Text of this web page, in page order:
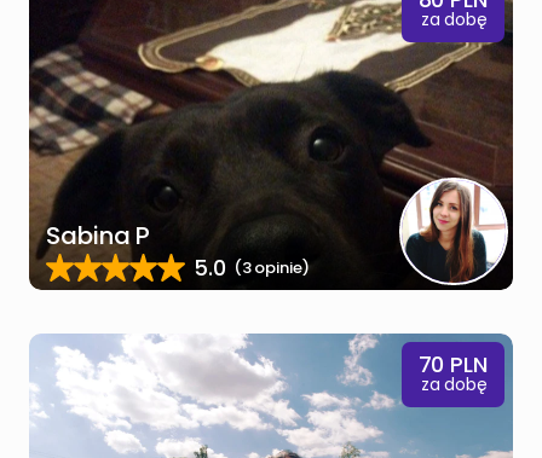
za dobę
Sabina P
5.0 (3 opinie)
70 PLN
za dobę